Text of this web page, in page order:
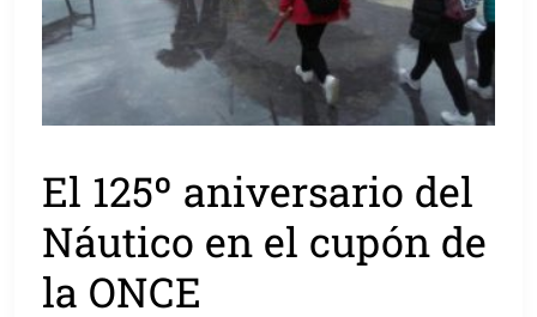
El 125º aniversario del
Náutico en el cupón de
la ONCE